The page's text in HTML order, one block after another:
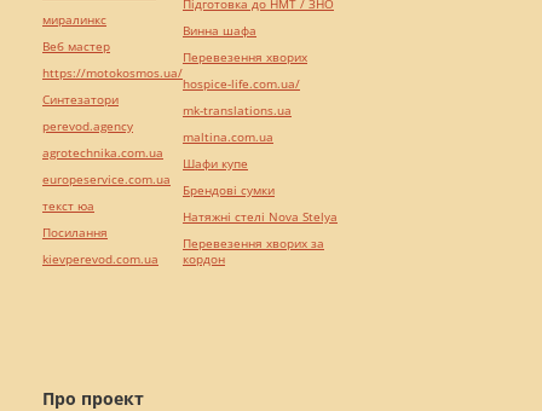
Про проект
миралинкс
Веб мастер
https://motokosmos.ua/
Синтезатори
perevod.agency
agrotechnika.com.ua
europeservice.com.ua
текст юа
Посилання
kievperevod.com.ua
Підготовка до НМТ / ЗНО
Винна шафа
Перевезення хворих
hospice-life.com.ua/
mk-translations.ua
maltina.com.ua
Шафи купе
Брендові сумки
Натяжні стелі Nova Stelya
Перевезення хворих за
кордон